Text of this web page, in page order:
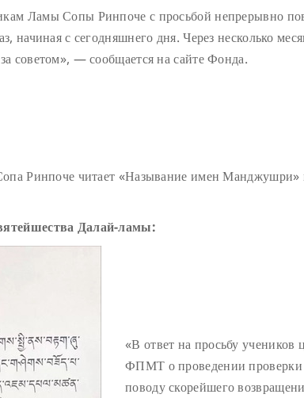
Ламы Сопы Ринпоче с просьбой непрерывно
начиная с сегодняшнего дня. Через несколько
советом», — сообщается на сайте Фонда.
Ринпоче читает «Называние имен
Далай-ламы:
«В ответ на просьбу учеников
ФПМТ о проведении
поводу скорейшего